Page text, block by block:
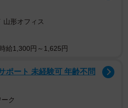
山形オフィス
給1,300円～1,625円
ポート 未経験可 年齢不問
ク